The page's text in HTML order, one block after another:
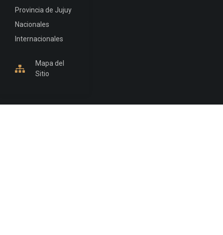
Provincia de Jujuy
Nacionales
Internacionales
Mapa del
Sitio